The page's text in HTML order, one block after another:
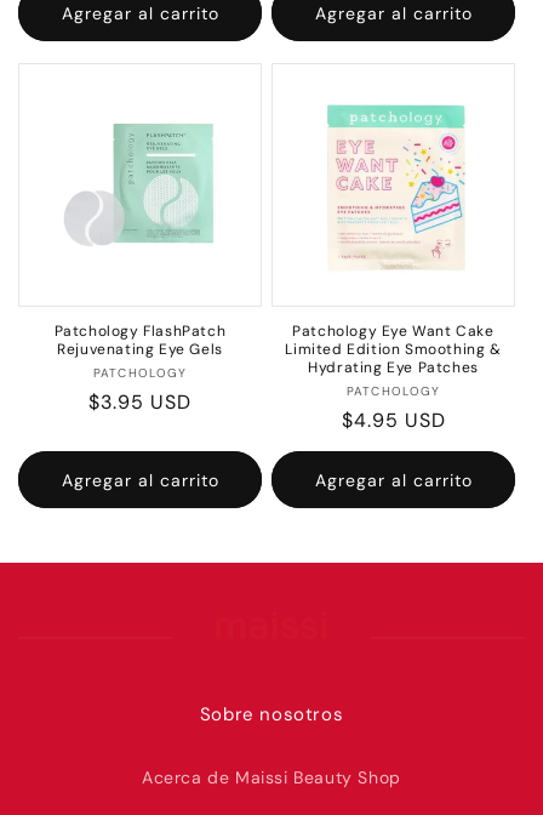
Agregar al carrito Agregar al carrito
Patchology FlashPatch
Rejuvenating Eye Gels
Proveedor:
PATCHOLOGY
Precio
$3.95 USD
Agregar al carrito
Patchology Eye Want Cake
Limited Edition Smoothing &
Hydrating Eye Patches
Proveedor:
PATCHOLOGY
Precio
habitual
$4.95 USD
Agregar al carrito
Sobre nosotros
Acerca de Maissi Beauty Shop